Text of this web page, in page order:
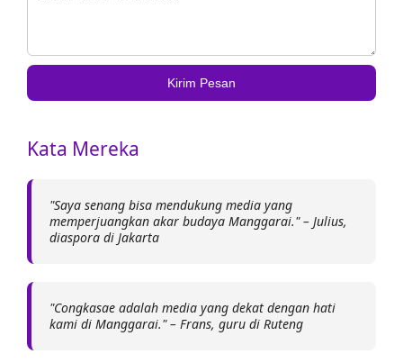
Kirim Pesan
Kata Mereka
"Saya senang bisa mendukung media yang
memperjuangkan akar budaya Manggarai." – Julius,
diaspora di Jakarta
"Congkasae adalah media yang dekat dengan hati
kami di Manggarai." – Frans, guru di Ruteng